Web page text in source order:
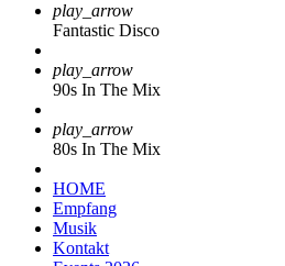
play_arrow
Fantastic Disco
play_arrow
90s In The Mix
play_arrow
80s In The Mix
HOME
Empfang
Musik
Kontakt